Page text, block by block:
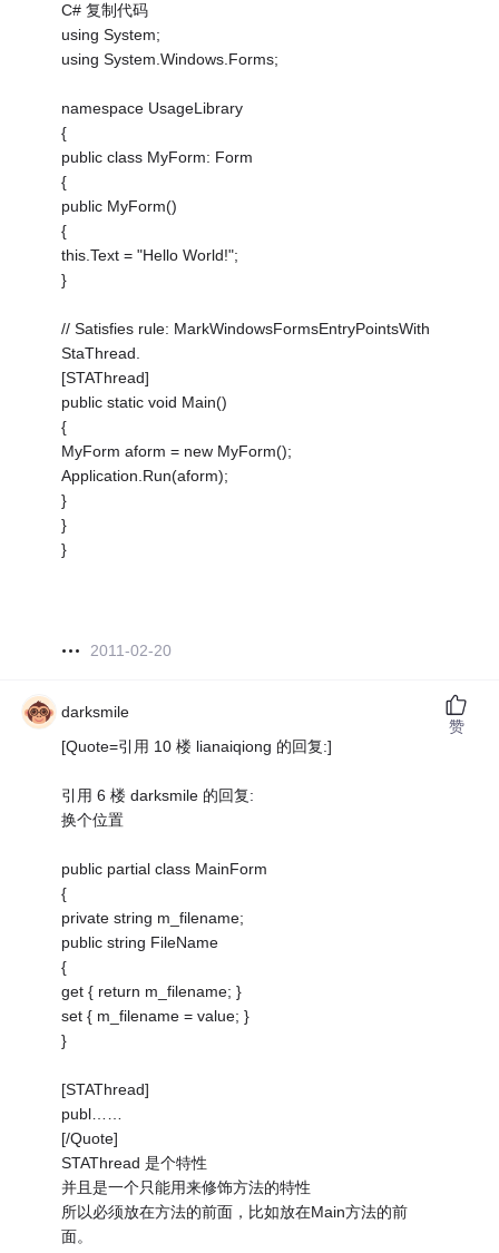
C# 复制代码
using System;
using System.Windows.Forms;
namespace UsageLibrary
{
public class MyForm: Form
{
public MyForm()
{
this.Text = "Hello World!";
}
// Satisfies rule: MarkWindowsFormsEntryPointsWith
StaThread.
[STAThread]
public static void Main()
{
MyForm aform = new MyForm();
Application.Run(aform);
}
}
}
2011-02-20
darksmile
[Quote=引用 10 楼 lianaiqiong 的回复:]
引用 6 楼 darksmile 的回复:
换个位置
public partial class MainForm
{
private string m_filename;
public string FileName
{
get { return m_filename; }
set { m_filename = value; }
}
[STAThread]
publ……
[/Quote]
STAThread 是个特性
并且是一个只能用来修饰方法的特性
所以必须放在方法的前面，比如放在Main方法的前
面。
赞